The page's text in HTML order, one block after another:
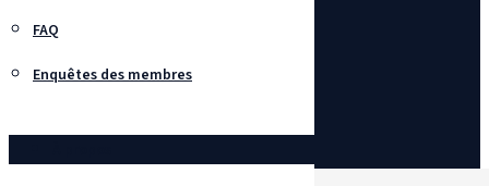
FAQ
Enquêtes des membres